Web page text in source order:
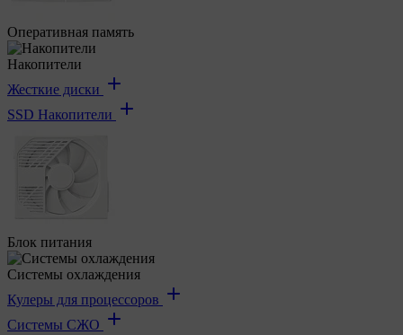
Оперативная память
Накопители
Жесткие диски
SSD Накопители
Блок питания
Системы охлаждения
Кулеры для процессоров
Системы СЖО